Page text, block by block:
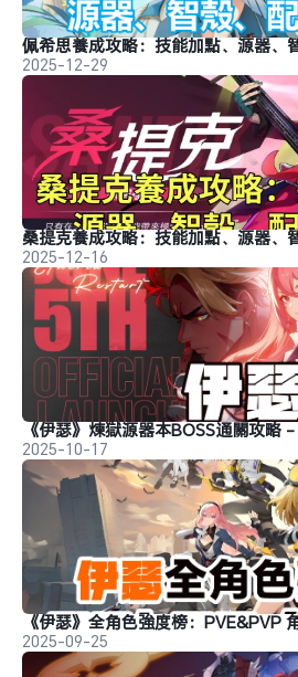
佩希思養成攻略：技能加點、源器、
2025-12-29
桑提克養成攻略：技能加點、源器、
2025-12-16
2025-10-17
《伊瑟》全角色強度榜：PVE&PVP
2025-09-25